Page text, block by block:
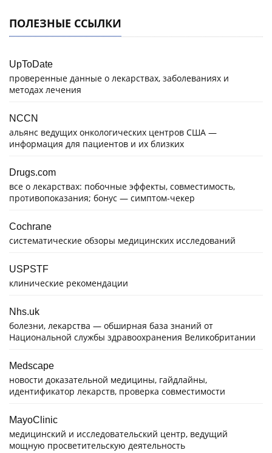
ПОЛЕЗНЫЕ ССЫЛКИ
UpToDate
проверенные данные о лекарствах, заболеваниях и
методах лечения
NCCN
альянс ведущих онкологических центров США —
информация для пациентов и их близких
Drugs.com
все о лекарствах: побочные эффекты, совместимость,
противопоказания; бонус — симптом-чекер
Cochrane
систематические обзоры медицинских исследований
USPSTF
клинические рекомендации
Nhs.uk
болезни, лекарства — обширная база знаний от
Национальной службы здравоохранения Великобритании
Medscape
новости доказательной медицины, гайдлайны,
идентификатор лекарств, проверка совместимости
MayoClinic
медицинский и исследовательский центр, ведущий
мощную просветительскую деятельность